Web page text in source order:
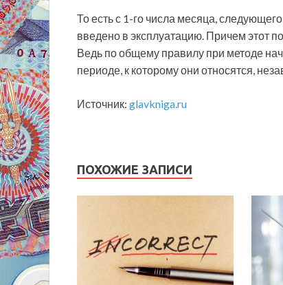
То есть с 1-го числа месяца,
введено в эксплуатацию. Причем этот
Ведь по общему правилу при методе
периоде, к которому они относятся,
Источник: glavkniga.ru
ПОХОЖИЕ ЗАПИСИ